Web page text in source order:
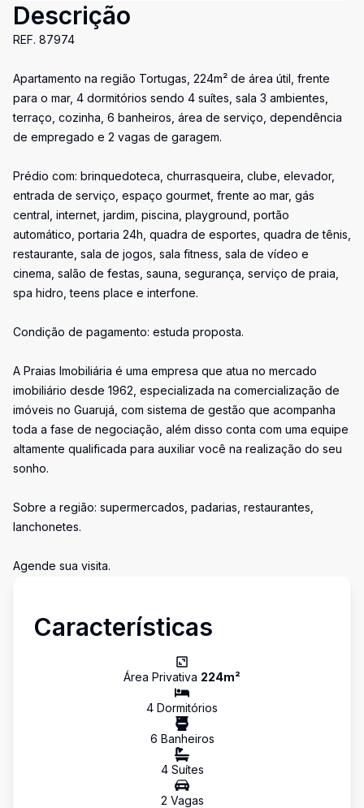
Descrição
REF. 87974
Apartamento na região Tortugas, 224m² de área útil, frente
para o mar, 4 dormitórios sendo 4 suítes, sala 3 ambientes,
terraço, cozinha, 6 banheiros, área de serviço, dependência
de empregado e 2 vagas de garagem.
Prédio com: brinquedoteca, churrasqueira, clube, elevador,
entrada de serviço, espaço gourmet, frente ao mar, gás
central, internet, jardim, piscina, playground, portão
automático, portaria 24h, quadra de esportes, quadra de tênis,
restaurante, sala de jogos, sala fitness, sala de vídeo e
cinema, salão de festas, sauna, segurança, serviço de praia,
spa hidro, teens place e interfone.
Condição de pagamento: estuda proposta.
A Praias Imobiliária é uma empresa que atua no mercado
imobiliário desde 1962, especializada na comercialização de
imóveis no Guarujá, com sistema de gestão que acompanha
toda a fase de negociação, além disso conta com uma equipe
altamente qualificada para auxiliar você na realização do seu
sonho.
Sobre a região: supermercados, padarias, restaurantes,
lanchonetes.
Agende sua visita.
Características
Área Privativa 224m²
4 Dormitórios
6 Banheiros
4Suítes
2 Vagas